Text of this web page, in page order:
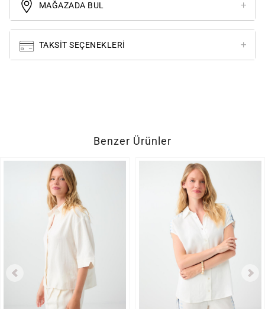
MAĞAZADA BUL
TAKSIT SEÇENEKLERI
Benzer Ürünler